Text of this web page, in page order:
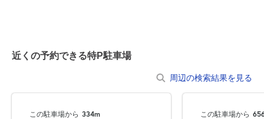
近くの予約できる特P駐車場
周辺の検索結果を見る
この駐車場から 334m この駐車場から